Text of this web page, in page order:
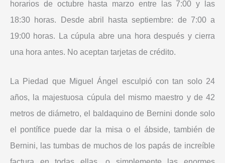
horarios de octubre hasta marzo entre las 7:00 y las
18:30 horas. Desde abril hasta septiembre: de 7:00 a
19:00 horas. La cúpula abre una hora después y cierra
una hora antes. No aceptan tarjetas de crédito.
La Piedad que Miguel Ángel esculpió con tan solo 24
años, la majestuosa cúpula del mismo maestro y de 42
metros de diámetro, el baldaquino de Bernini donde solo
el pontífice puede dar la misa o el ábside, también de
Bernini, las tumbas de muchos de los papás de increíble